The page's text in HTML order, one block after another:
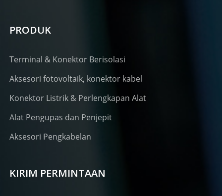
PRODUK
Terminal & Konektor Berisolasi
Aksesori fotovoltaik, konektor kabel
Konektor Listrik & Perlengkapan Alat
Alat Pengupas dan Penjepit
Aksesori Pengkabelan
KIRIM PERMINTAAN